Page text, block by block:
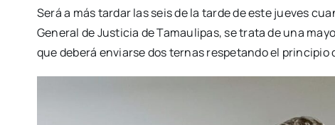
Será a más tardar las seis de la tarde de este jueves
General de Justicia de Tamaulipas, se trata de una
que deberá enviarse dos ternas respetando el